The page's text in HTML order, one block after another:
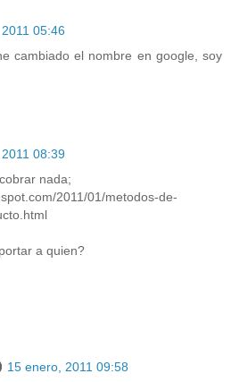
05:46
cambiado el nombre en google, soy
08:39
nada;
2011/01/metodos-de-
a quien?
15 enero, 2011 09:58